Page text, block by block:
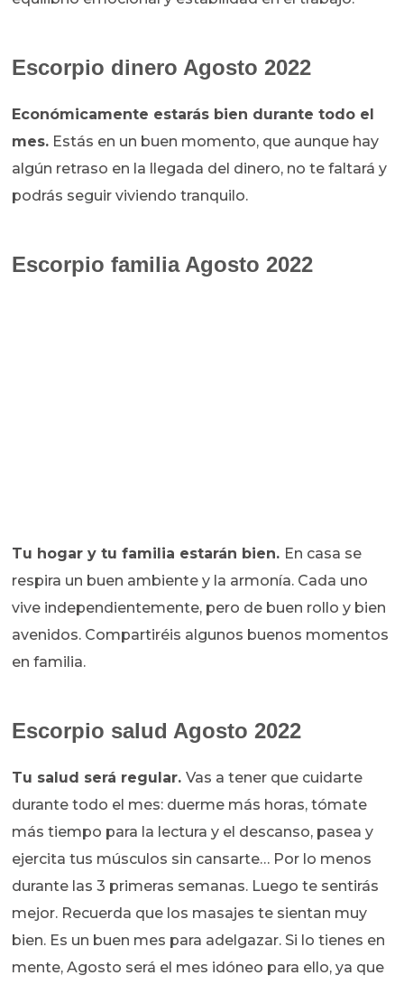
Escorpio dinero Agosto 2022
Económicamente estarás bien durante todo el
mes. Estás en un buen momento, que aunque hay
algún retraso en la llegada del dinero, no te faltará y
podrás seguir viviendo tranquilo.
Escorpio familia Agosto 2022
Tu hogar y tu familia estarán bien. En casa se
respira un buen ambiente y la armonía. Cada uno
vive independientemente, pero de buen rollo y bien
avenidos. Compartiréis algunos buenos momentos
en familia.
Escorpio salud Agosto 2022
Tu salud será regular.Vas a tener que cuidarte
durante todo el mes: duerme más horas, tómate
más tiempo para la lectura y el descanso, pasea y
ejercita tus músculos sin cansarte… Por lo menos
durante las 3 primeras semanas. Luego te sentirás
mejor. Recuerda que los masajes te sientan muy
bien. Es un buen mes para adelgazar. Si lo tienes en
mente, Agosto será el mes idóneo para ello, ya que